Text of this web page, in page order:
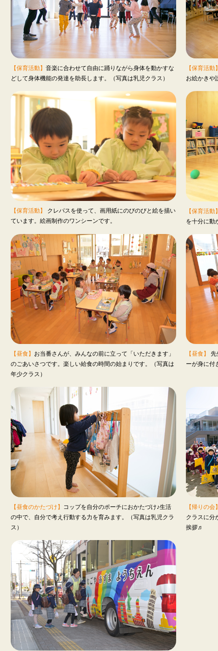
【保育活動】 音楽に合わせて自由に踊りながら身体を動かすな
どして身体機能の発達を助長します。（写真は乳児クラス）
【保育活動
お絵かきや
【保育活動】
クレパスを使って、画用紙にのびのびと絵を描い
ています。絵画制作のワンシーンです。
【保育活動
を十分に動
【昼食】 お当番さんが、みんなの前に立って「いただきます」
のごあいさつです。楽しい給食の時間の始まりです。（写真は
年少クラス）
【昼食】
先
ーが身に付
【昼食のかたづけ】 コップを自分のポーチにおかたづけ♪生活
の中で、自分で考え行動する力を育みます。（写真は乳児クラ
ス）
【帰りの会
クラスに分
挨拶♬